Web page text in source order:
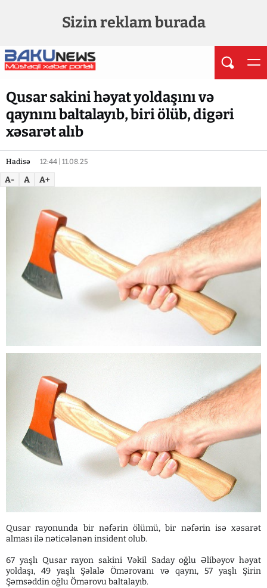
Sizin reklam burada
Qusar sakini həyat yoldaşını və
qaynını baltalayıb, biri ölüb, digəri
xəsarət alıb
Hadisə 12:44 | 11.08.25
A- A A+
Qusar rayonunda bir nəfərin ölümü, bir nəfərin isə xəsarət
alması ilə nəticələnən insident olub.
67 yaşlı Qusar rayon sakini Vəkil Saday oğlu Əlibəyov həyat
yoldaşı, 49 yaşlı Şəlalə Ömərovanı və qaynı, 57 yaşlı Şirin
Şəmsəddin oğlu Ömərovu baltalayıb.